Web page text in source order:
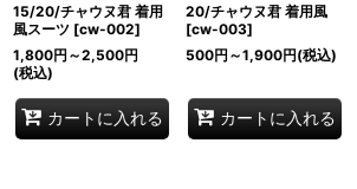
15/20/チャウヌ君 着用
風スーツ [cw-002]
1,800円 ～2,500円
(税込)
カートに入れる
20/チャウヌ君 着用風
[cw-003]
500円 ～1,900円(税込)
カートに入れる